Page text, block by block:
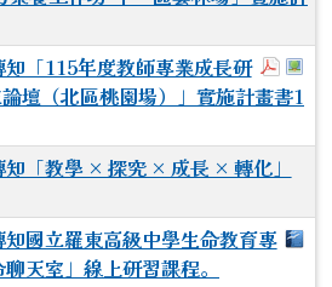
於彈
知「115年度教師專業成長研
壇（北區桃園場）」實施計畫書1
知「教學 × 探究 × 成長 × 轉化」
知國立羅東高級中學生命教育專
天室」線上研習課程。